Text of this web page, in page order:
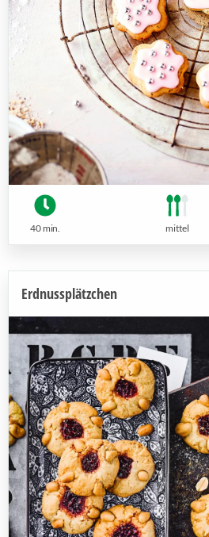
40 min. mittel
Erdnussplätzchen